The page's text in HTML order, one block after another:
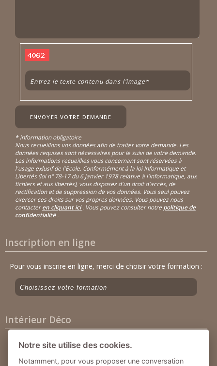
* information obligatoire
Nous recueillons vos données afin de traiter votre demande. Les
données requises sont nécessaires pour le suivi de votre demande.
Les informations recueillies vous concernant sont réservées à
l'usage exlusif de l'Ecole. Conformément à la loi Informatique et
Libertés (loi n° 78-17 du 6 janvier 1978 relative à l'informatique, aux
fichiers et aux libertés), vous disposez d'un droit d'accès, de
rectification et de suppression de vos données. Vous seul pouvez
exercer ces droits sur vos propres données. Vous pouvez nous
contacteren cliquant ici. Vous pouvez consulter notre politique de
confidentialité.
Inscription en ligne
Pour vous inscrire en ligne, merci de choisir votre formation :
Intérieur Déco
LSR Editions
75001 Paris - France
Notre site utilise des cookies.
Notamment, pour vous proposer une conversation